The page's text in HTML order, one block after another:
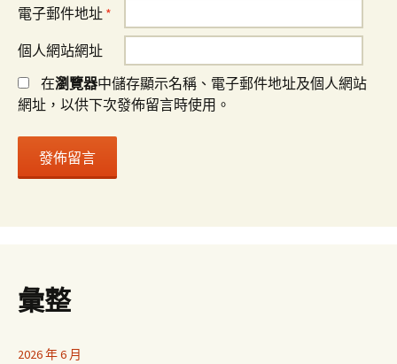
電子郵件地址 *
個人網站網址
在瀏覽器中儲存顯示名稱、電子郵件地址及個人網站
網址，以供下次發佈留言時使用。
彙整
2026 年 6 月